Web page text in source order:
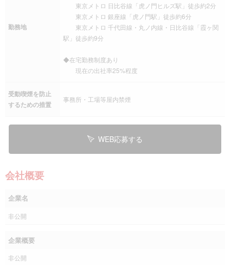
勤務地
東京メトロ 日比谷線「虎ノ門ヒルズ駅」徒歩約2分
東京メトロ 銀座線「虎ノ門駅」徒歩約6分
東京メトロ 千代田線・丸ノ内線・日比谷線「霞ヶ関
駅」徒歩約9分
◆在宅勤務制度あり
現在の出社率25%程度
受動喫煙を防止
するための措置
事務所・工場等屋内禁煙
WEB応募する
会社概要
企業名
非公開
企業概要
非公開